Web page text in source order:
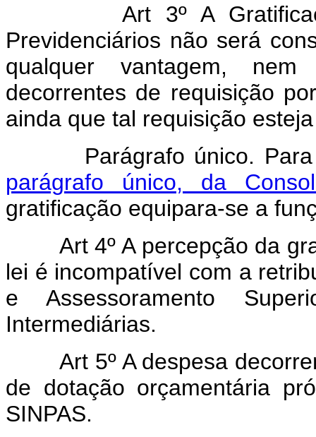
Art 3º A Gratificação
Previdenciários não será
qualquer vantagem,
decorrentes de requisição
ainda que tal requisição
Parágrafo único. Para
parágrafo único, da
gratificação equipara-se a
Art 4º A percepção da
lei é incompatível com a
e Assessoramento
Intermediárias.
Art 5º A despesa
de dotação orçamentária
SINPAS.